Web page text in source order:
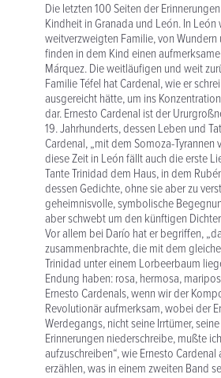
Die letzten 100 Seiten der
Kindheit in Granada und León. In
weitverzweigten Familie, von
finden in dem Kind einen
Márquez. Die weitläufigen und weit
Familie Téfel hat Cardenal, wie er
ausgereicht hätte, um ins
dar. Ernesto Cardenal ist der
19. Jahrhunderts, dessen Leben und
Cardenal, „mit dem Somoza-
diese Zeit in León fällt auch die erste
Tante Trinidad dem Haus, in dem
dessen Gedichte, ohne sie aber zu
geheimnisvolle, symbolische
aber schwebt um den künftigen
Vor allem bei Darío hat er begriffen,
zusammenbrachte, die mit dem
Trinidad unter einem Lorbeerbaum
Endung haben: rosa, hermosa,
Ernesto Cardenals, wenn wir der
Revolutionär aufmerksam, wobei der
Werdegangs, nicht seine Irrtümer,
Erinnerungen niederschreibe, mußte
aufzuschreiben“, wie Ernesto
erzählen, was in einem zweiten Band